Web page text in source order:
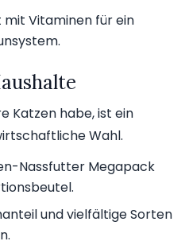
Vitaminen für ein
Katzen habe, ist ein
Wahl.
Nassfutter Megapack
und vielfältige Sorten